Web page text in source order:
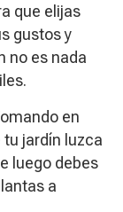
que elijas
gustos y
no es nada
en
jardín luzca
luego debes
a